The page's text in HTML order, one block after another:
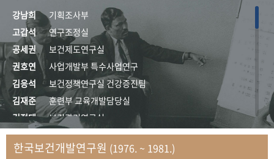
기록물 아카이브
사진 아카이브 문서 기록물 행정박물 영상 기록물
50+1주년 기념
성과 50선 숫자로 보는 50년
세계와 함께 한 KIHASA
강남희
기획조사부
고갑석
연구조정실
공세권
보건제도연구실
권호연
사업개발부 특수사업연구
김응석
보건정책연구실 건강증진팀
김재준
훈련부 교육개발담당실
김정태
보건관리연구실
김지자
연구부 사회개발담당실
김태룡
조사평가부 연구과
한국보건개발연구원 (1976. ~ 1981.)